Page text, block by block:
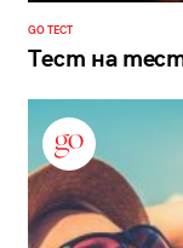
GO ТЕСТ
Тест на